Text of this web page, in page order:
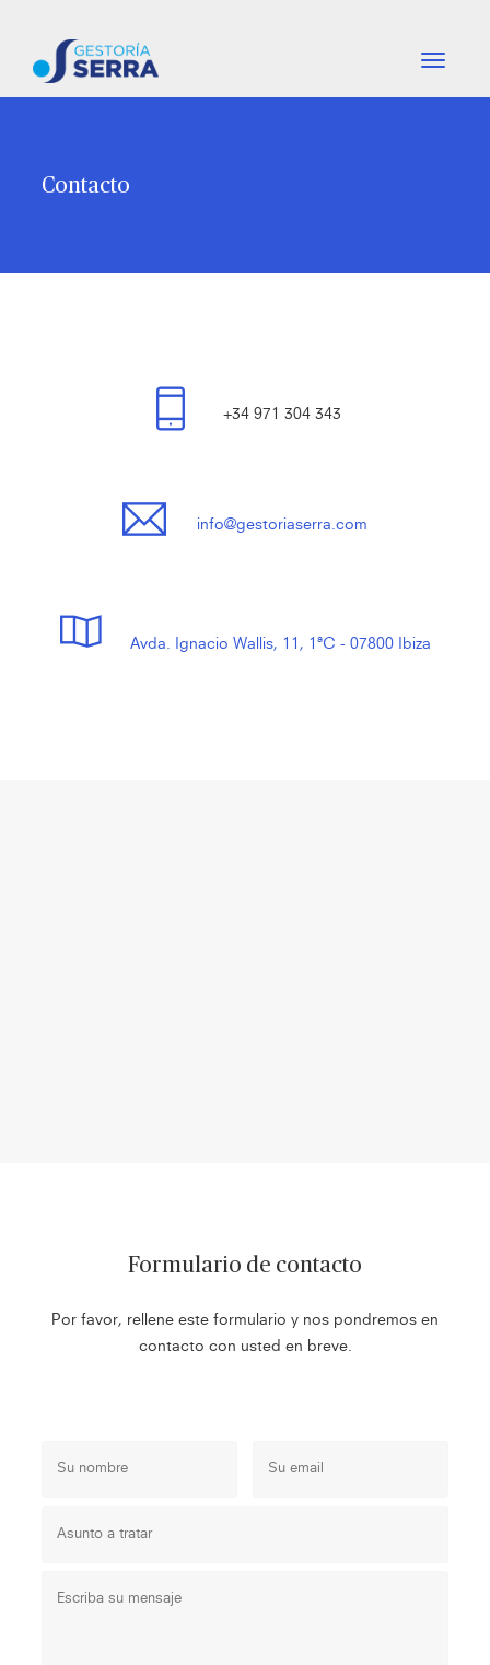
-
Contacto
+34 971 304 343
info@gestoriaserra.com
Avda. Ignacio Wallis, 11, 1ªC - 07800 Ibiza
Formulario de contacto
Por favor, rellene este formulario y nos pondremos en
contacto con usted en breve.